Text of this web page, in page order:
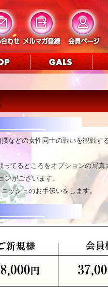
などの女性同士の戦いを観戦す
てるところをオプションの写真
ンがございます。
ッシュのお手伝いをします。